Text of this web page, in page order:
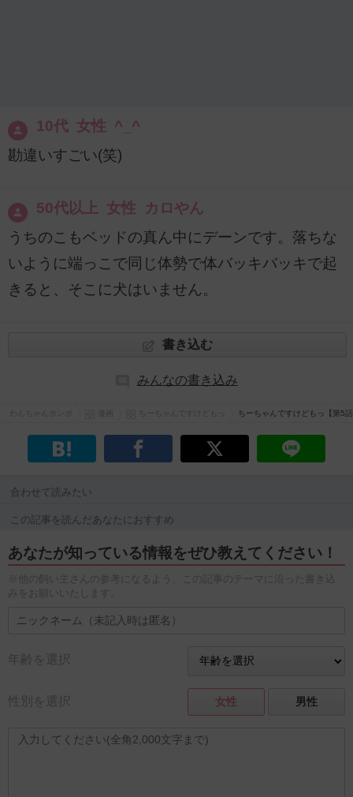
10代 女性 ^_^
勘違いすごい(笑)
50代以上 女性 カロやん
うちのこもベッドの真ん中にデーンです。落ちな
いように端っこで同じ体勢で体バッキバッキで起
きると、そこに犬はいません。
書き込む
みんなの書き込み
ちーちゃんですけどもっ【第5
合わせて読みたい
この記事を読んだあなたにおすすめ
あなたが知っている情報をぜひ教えてください！
※他の飼い主さんの参考になるよう、この記事のテーマに沿った書き込
みをお願いいたします。
年齢を選択
性別を選択 女性 男性